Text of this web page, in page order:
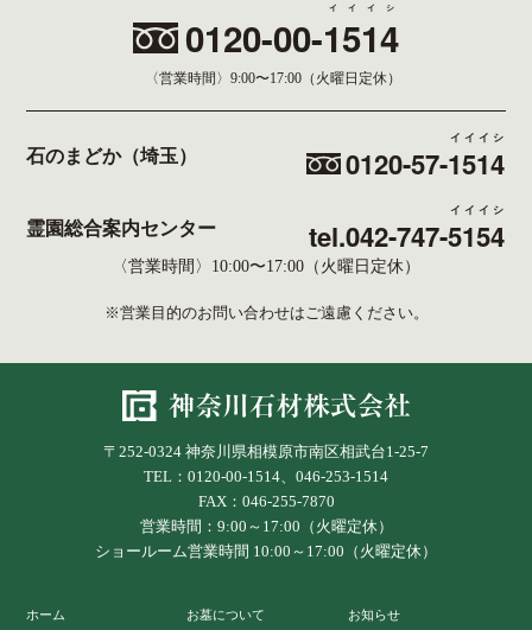
0120-00-1514
イイイシ
〈営業時間〉 9:00〜17:00（火曜日定休）
石のまどか（埼玉） 0120-57-1514
イイイシ
霊園総合案内センター tel.042-747-5154
イイイシ
〈営業時間〉10:00〜17:00（火曜日定休）
※営業目的のお問い合わせはご遠慮ください。
〒252-0324 神奈川県相模原市南区相武台1-25-7
TEL：0120-00-1514、046-253-1514
FAX：046-255-7870
営業時間：9:00～17:00（火曜定休）
ショールーム営業時間 10:00～17:00（火曜定休）
ホーム お墓について お知らせ